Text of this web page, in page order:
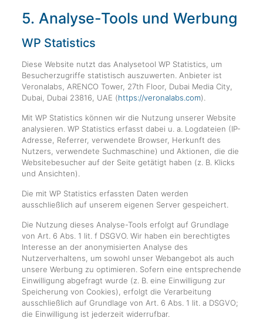
5. Analyse-Tools und Werbung
WP Statistics
Diese Website nutzt das Analysetool WP Statistics, um
Besucherzugriffe statistisch auszuwerten. Anbieter ist
Veronalabs, ARENCO Tower, 27th Floor, Dubai Media City,
Dubai, Dubai 23816, UAE (https://veronalabs.com).
Mit WP Statistics können wir die Nutzung unserer Website
analysieren. WP Statistics erfasst dabei u. a. Logdateien (IP-
Adresse, Referrer, verwendete Browser, Herkunft des
Nutzers, verwendete Suchmaschine) und Aktionen, die die
Websitebesucher auf der Seite getätigt haben (z. B. Klicks
und Ansichten).
Die mit WP Statistics erfassten Daten werden
ausschließlich auf unserem eigenen Server gespeichert.
Die Nutzung dieses Analyse-Tools erfolgt auf Grundlage
von Art. 6 Abs. 1 lit. f DSGVO. Wir haben ein berechtigtes
Interesse an der anonymisierten Analyse des
Nutzerverhaltens, um sowohl unser Webangebot als auch
unsere Werbung zu optimieren. Sofern eine entsprechende
Einwilligung abgefragt wurde (z. B. eine Einwilligung zur
Speicherung von Cookies), erfolgt die Verarbeitung
ausschließlich auf Grundlage von Art. 6 Abs. 1 lit. a DSGVO;
die Einwilligung ist jederzeit widerrufbar.